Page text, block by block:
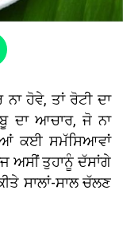
ਹੋਵੇ, ਤਾਂ ਰੋਟੀ ਦਾ
ਦਾ ਆਚਾਰ, ਜੋ ਨਾ
ਕਈ ਸਮੱਸਿਆਵਾਂ
ਅਸੀਂ ਤੁਹਾਨੂੰ ਦੱਸਾਂਗੇ
ਸਾਲਾਂ-ਸਾਲ ਚੱਲਣ